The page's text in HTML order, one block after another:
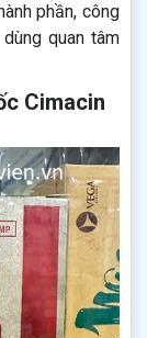
phần, công
quan tâm
Cimacin